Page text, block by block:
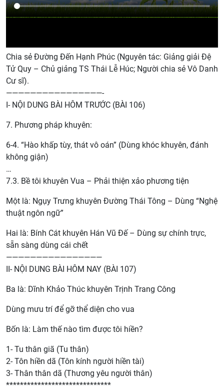
Chia sẻ Đường Đến Hạnh Phúc (Nguyên tác: Giảng giải Đệ
Tử Quy – Chủ giảng TS Thái Lễ Húc; Người chia sẻ Vô Danh
Cư sĩ).
————————————————-
I- NỘI DUNG BÀI HÔM TRƯỚC (BÀI 106)
7. Phương pháp khuyên:
6-4. “Hào khấp tùy, thát vô oán” (Dùng khóc khuyên, đánh
không giận)
…
7.3. Bề tôi khuyên Vua – Phải thiện xảo phương tiện
Một là: Ngụy Trưng khuyên Đường Thái Tông – Dùng “Nghệ
thuật ngôn ngữ”
Hai là: Bính Cát khuyên Hán Vũ Đế – Dùng sự chính trực,
sẵn sàng dùng cái chết
————————————————
II- NỘI DUNG BÀI HÔM NAY (BÀI 107)
Ba là: Dĩnh Khảo Thúc khuyên Trịnh Trang Công
Dùng mưu trí để gỡ thể diện cho vua
Bốn là: Làm thế nào tìm được tôi hiền?
1- Tu thân giã (Tu thân)
2- Tôn hiền dã (Tôn kính người hiền tài)
3- Thân thân dã (Thương yêu người thân)
******************************